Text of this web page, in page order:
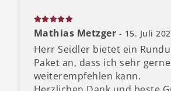
Mathias Metzger - 15. Juli
Herr Seidler bietet ein
Paket an, dass ich sehr gerne
weiterempfehlen kann.